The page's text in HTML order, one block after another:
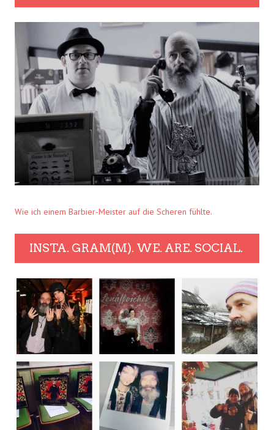
Wie ich einem Barbier-Meister auf die Scheren fühlte.
INSTA. GRAM(M). WE. ARE. SOCIAL.